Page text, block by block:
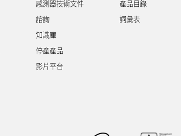
感測器技術文件
諮詢
知識庫
停產產品
影片平台
產品目錄
詞彙表